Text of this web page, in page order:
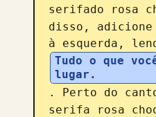
serifado rosa
disso, adicione
à esquerda,
Tudo o que
lugar.
. Perto do
serifa rosa